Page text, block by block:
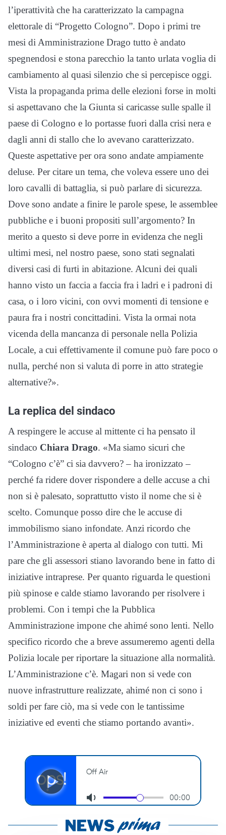
l’iperattività che ha caratterizzato la campagna
elettorale di “Progetto Cologno”. Dopo i primi tre
mesi di Amministrazione Drago tutto è andato
spegnendosi e stona parecchio la tanto urlata voglia di
cambiamento al quasi silenzio che si percepisce oggi.
Vista la propaganda prima delle elezioni forse in molti
si aspettavano che la Giunta si caricasse sulle spalle il
paese di Cologno e lo portasse fuori dalla crisi nera e
dagli anni di stallo che lo avevano caratterizzato.
Queste aspettative per ora sono andate ampiamente
deluse. Per citare un tema, che voleva essere uno dei
loro cavalli di battaglia, si può parlare di sicurezza.
Dove sono andate a finire le parole spese, le assemblee
pubbliche e i buoni propositi sull’argomento? In
merito a questo si deve porre in evidenza che negli
ultimi mesi, nel nostro paese, sono stati segnalati
diversi casi di furti in abitazione. Alcuni dei quali
hanno visto un faccia a faccia fra i ladri e i padroni di
casa, o i loro vicini, con ovvi momenti di tensione e
paura fra i nostri concittadini. Vista la ormai nota
vicenda della mancanza di personale nella Polizia
Locale, a cui effettivamente il comune può fare poco o
nulla, perché non si valuta di porre in atto strategie
alternative?».
La replica del sindaco
A respingere le accuse al mittente ci ha pensato il
sindaco Chiara Drago. «Ma siamo sicuri che
“Cologno c’è” ci sia davvero? – ha ironizzato –
perché fa ridere dover rispondere a delle accuse a chi
non si è palesato, soprattutto visto il nome che si è
scelto. Comunque posso dire che le accuse di
immobilismo siano infondate. Anzi ricordo che
l’Amministrazione è aperta al dialogo con tutti. Mi
pare che gli assessori stiano lavorando bene in fatto di
iniziative intraprese. Per quanto riguarda le questioni
più spinose e calde stiamo lavorando per risolvere i
problemi. Con i tempi che la Pubblica
Amministrazione impone che ahimé sono lenti. Nello
specifico ricordo che a breve assumeremo agenti della
Polizia locale per riportare la situazione alla normalità.
L’Amministrazione c’è. Magari non si vede con
nuove infrastrutture realizzate, ahimé non ci sono i
soldi per fare ciò, ma si vede con le tantissime
iniziative ed eventi che stiamo portando avanti».